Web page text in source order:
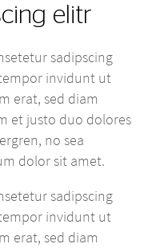
elitr
sadipscing
invidunt ut
erat, sed diam
et justo duo dolores
no sea
dolor sit amet.
sadipscing
invidunt ut
erat, sed diam